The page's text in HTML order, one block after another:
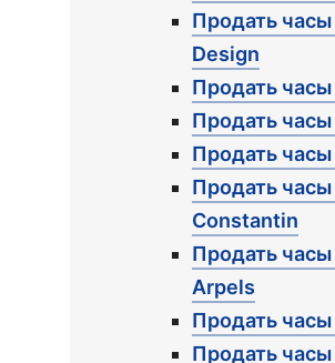
Продать
Design
Продать
Продать часы
Продать
Продать
Constantin
Продать часы
Arpels
Продать
Продать часы